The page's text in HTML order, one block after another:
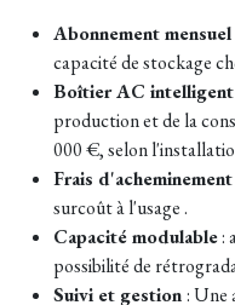
Abonnement mensuel
capacité de stockage
Boîtier AC intelligent
production et de la
000 €, selon
Frais d'acheminement
surcoût à l'usage .
Capacité modulable:
possibilité de
Suivi et gestion: Une